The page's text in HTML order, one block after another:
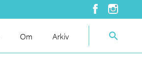
Om Arkiv